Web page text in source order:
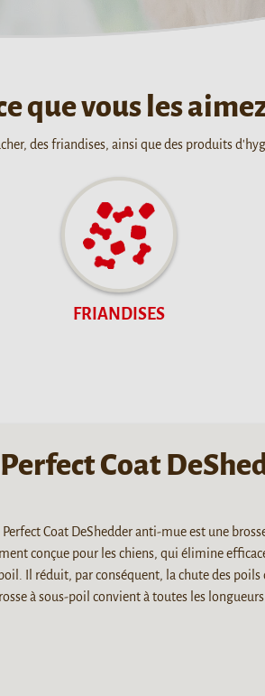
que vous les
des friandises, ainsi que des produits
FRIANDISES
Coat
Coat DeShedder anti-mue est une
conçue pour les chiens, qui élimine
Il réduit, par conséquent, la chute des poils
à sous-poil convient à toutes les